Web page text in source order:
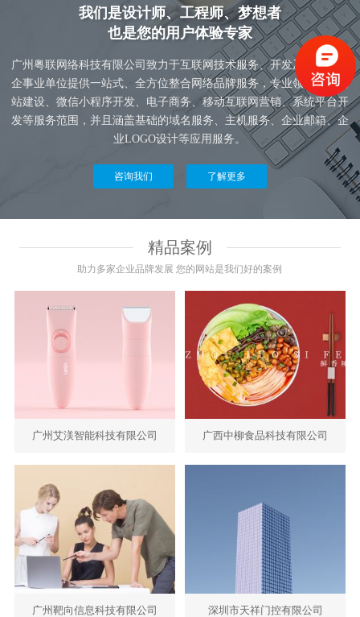
我们是设计师、工程师、梦想者
也是您的用户体验专家
广州粤联网络科技有限公司致力于互联网技术服务、开发及应用，为
企事业单位提供一站式、全方位整合网络品牌服务，专业领域包括网
站建设、微信小程序开发、电子商务、移动互联网营销、系统平台开
发等服务范围，并且涵盖基础的域名服务、主机服务、企业邮箱、企
业LOGO设计等应用服务。
咨询我们 了解更多
精品案例
助力多家企业品牌发展 您的网站是我们好的案例
响应式
广州艾渼智能科技有限公司
电脑版 手机版
广西中柳食品科技有限公司
广州靶向信息科技有限公司 深圳市天祥门控有限公司